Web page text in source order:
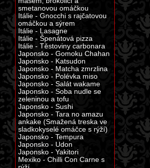
smetanovou omáčkou
Itálie - Gnocchi s rajčatovou
omáčkou a sýrem
Itálie - Lasagne
Itálie - Špenátová pizza
Itálie - Těstoviny carbonara
Japonsko - Gomoku Chahan
Japonsko - Katsudon
Japonsko - Matcha zmrzlina
Japonsko - Polévka miso
Japonsko - Salát wakame
Japonsko - Soba nudle se
zeleninou a tofu
Japonsko - Sushi
Japonsko - Tara no amazu
ankake (Smažená treska ve
sladkokyselé omáčce s rýží)
Japonsko - Tempura
Japonsko - Udon
Japonsko - Yakitori
Mexiko - Chilli Con Carne s